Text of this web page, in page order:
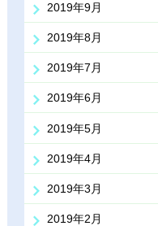
2019年9月
2019年8月
2019年7月
2019年6月
2019年5月
2019年4月
2019年3月
2019年2月